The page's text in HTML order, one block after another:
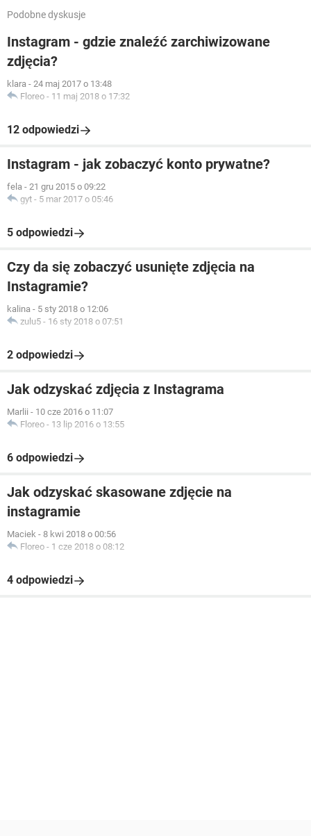
Podobne dyskusje
Instagram - gdzie znaleźć zarchiwizowane
zdjęcia?
klara - 24 maj 2017 o 13:48
Floreo - 11 maj 2018 o 17:32
12 odpowiedzi
Instagram - jak zobaczyć konto prywatne?
fela - 21 gru 2015 o 09:22
gyt - 5 mar 2017 o 05:46
5 odpowiedzi
Czy da się zobaczyć usunięte zdjęcia na
Instagramie?
kalina - 5 sty 2018 o 12:06
zulu5 - 16 sty 2018 o 07:51
2 odpowiedzi
Jak odzyskać zdjęcia z Instagrama
Marlii - 10 cze 2016 o 11:07
Floreo - 13 lip 2016 o 13:55
6 odpowiedzi
Jak odzyskać skasowane zdjęcie na
instagramie
Maciek - 8 kwi 2018 o 00:56
Floreo - 1 cze 2018 o 08:12
4 odpowiedzi